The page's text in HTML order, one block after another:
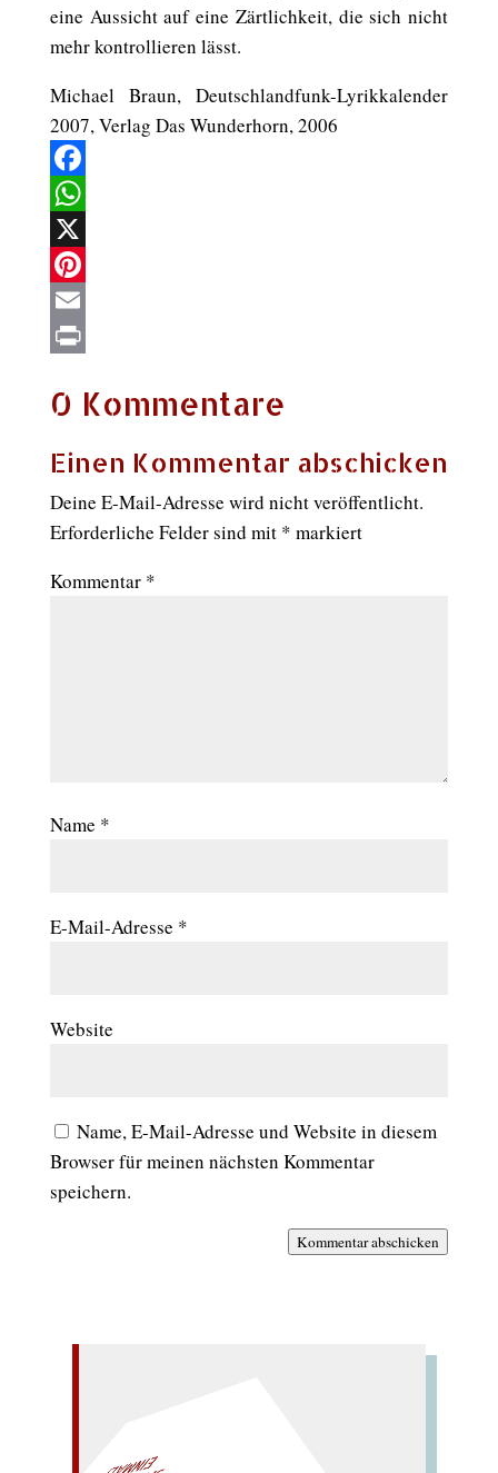
eine Aussicht auf eine Zärtlichkeit, die sich nicht
mehr kontrollieren lässt.
Michael Braun, Deutschlandfunk-Lyrikkalender
2007, Verlag Das Wunderhorn, 2006
Facebook
WhatsApp
X
Pinterest
Email
0 Kommentare
Einen Kommentar abschicken
Deine E-Mail-Adresse wird nicht veröffentlicht.
Erforderliche Felder sind mit * markiert
Kommentar *
Name *
E-Mail-Adresse *
Website
Name, E-Mail-Adresse und Website in diesem
Browser für meinen nächsten Kommentar
speichern.
Kommentar abschicken